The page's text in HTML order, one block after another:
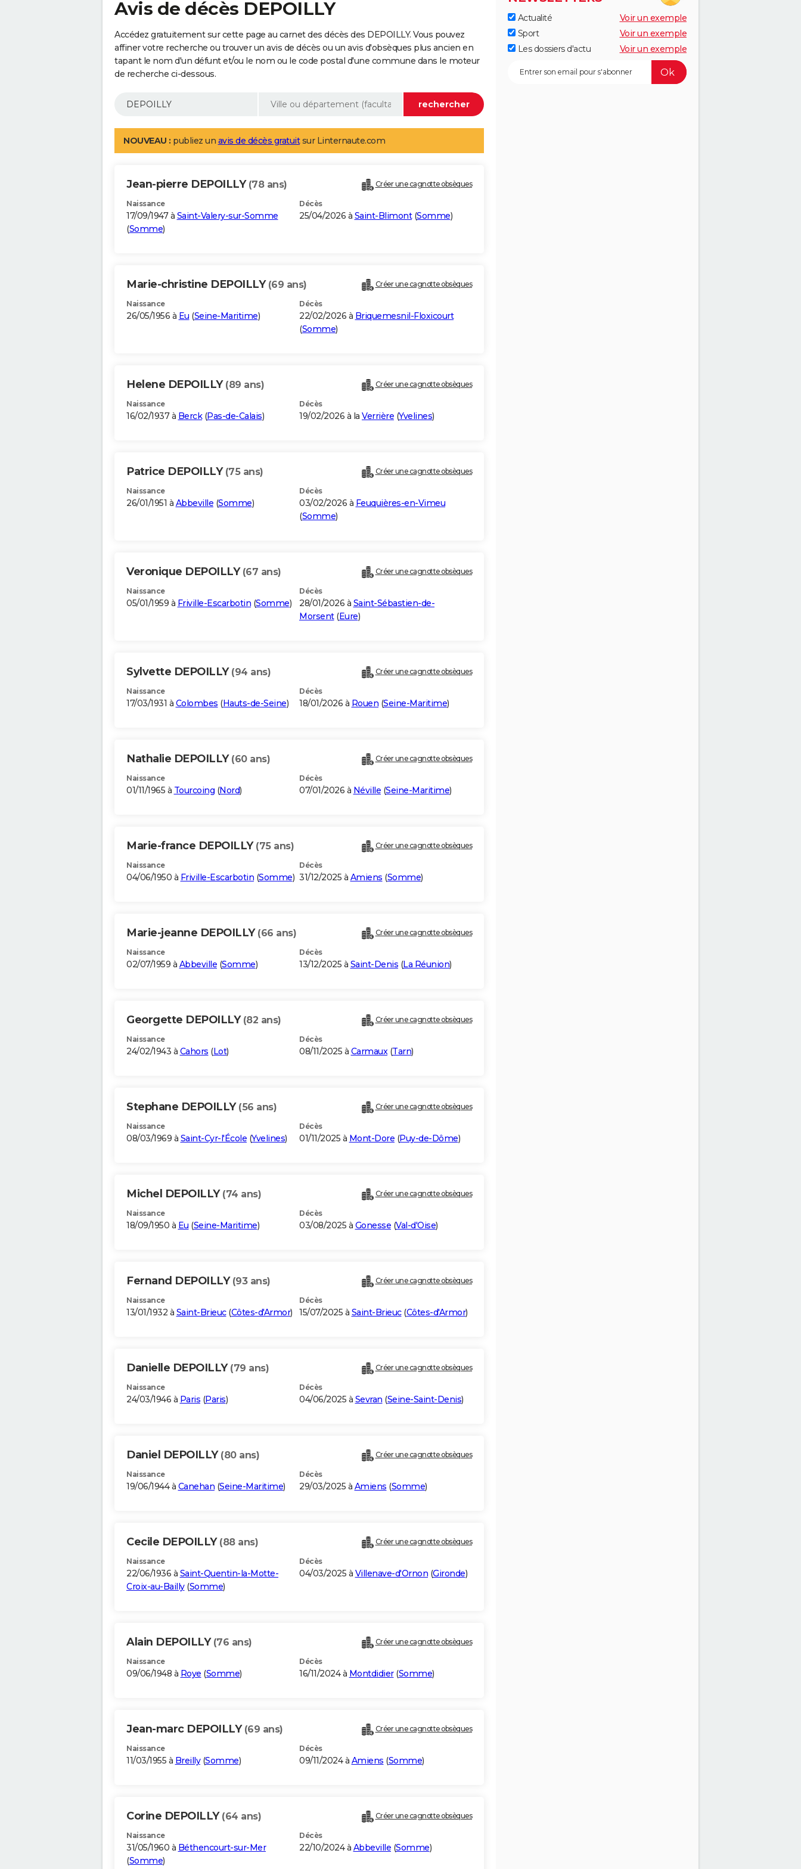
Avis de décès DEPOILLY
Accédez gratuitement sur cette page au carnet des décès des DEPOILLY. Vous pouvez
affiner votre recherche ou trouver un avis de décès ou un avis d'obsèques plus ancien en
tapant le nom d'un défunt et/ou le nom ou le code postal d'une commune dans le moteur
de recherche ci-dessous.
NOUVEAU : publiez un avis de décès gratuitsur Linternaute.com
Jean-pierre DEPOILLY (78 ans) Créer une cagnotte obsèques
Naissance
17/09/1947 à Saint-Valery-sur-Somme
(Somme)
Décès
25/04/2026 à Saint-Blimont(Somme)
Marie-christine DEPOILLY (69 ans) Créer une cagnotte obsèques
Naissance
26/05/1956 à Eu (Seine-Maritime)
Décès
22/02/2026 à Briquemesnil-Floxicourt
(Somme)
Helene DEPOILLY (89 ans) Créer une cagnotte obsèques
Naissance
16/02/1937 à Berck(Pas-de-Calais)
Décès
19/02/2026 à la Verrière (Yvelines)
Patrice DEPOILLY (75 ans) Créer une cagnotte obsèques
Naissance
26/01/1951 à Abbeville (Somme)
Décès
03/02/2026 à Feuquières-en-Vimeu
(Somme)
Veronique DEPOILLY (67 ans) Créer une cagnotte obsèques
Naissance
05/01/1959 à Friville-Escarbotin (Somme)
Décès
28/01/2026 à Saint-Sébastien-de-
Morsent(Eure)
Sylvette DEPOILLY (94 ans) Créer une cagnotte obsèques
Naissance
17/03/1931 à Colombes (Hauts-de-Seine)
Décès
18/01/2026 à Rouen (Seine-Maritime)
Nathalie DEPOILLY (60 ans) Créer une cagnotte obsèques
Naissance
01/11/1965 à Tourcoing (Nord)
Décès
07/01/2026 à Néville (Seine-Maritime)
Marie-france DEPOILLY (75 ans) Créer une cagnotte obsèques
Naissance
04/06/1950 à Friville-Escarbotin (Somme)
Décès
31/12/2025 à Amiens (Somme)
Marie-jeanne DEPOILLY (66 ans) Créer une cagnotte obsèques
Naissance
02/07/1959 à Abbeville (Somme)
Décès
13/12/2025 à Saint-Denis (La Réunion)
Georgette DEPOILLY (82 ans) Créer une cagnotte obsèques
Naissance
24/02/1943 à Cahors (Lot)
Décès
08/11/2025 à Carmaux(Tarn)
Stephane DEPOILLY (56 ans) Créer une cagnotte obsèques
Naissance
08/03/1969 à Saint-Cyr-l'École (Yvelines)
Décès
01/11/2025 à Mont-Dore (Puy-de-Dôme)
Michel DEPOILLY (74 ans) Créer une cagnotte obsèques
Naissance
18/09/1950 à Eu (Seine-Maritime)
Décès
03/08/2025 à Gonesse (Val-d'Oise)
Fernand DEPOILLY (93 ans) Créer une cagnotte obsèques
Naissance
13/01/1932 à Saint-Brieuc(Côtes-d'Armor)
Décès
15/07/2025 à Saint-Brieuc(Côtes-d'Armor)
Danielle DEPOILLY (79 ans) Créer une cagnotte obsèques
Naissance
24/03/1946 à Paris (Paris)
Décès
04/06/2025 à Sevran (Seine-Saint-Denis)
Daniel DEPOILLY (80 ans) Créer une cagnotte obsèques
Naissance
19/06/1944 à Canehan (Seine-Maritime)
Décès
29/03/2025 à Amiens (Somme)
Cecile DEPOILLY (88 ans) Créer une cagnotte obsèques
Naissance
22/06/1936 à Saint-Quentin-la-Motte-
Croix-au-Bailly(Somme)
Décès
04/03/2025 à Villenave-d'Ornon (Gironde)
Alain DEPOILLY (76 ans) Créer une cagnotte obsèques
Naissance
09/06/1948 à Roye (Somme)
Décès
16/11/2024 à Montdidier(Somme)
Jean-marc DEPOILLY (69 ans) Créer une cagnotte obsèques
Naissance
11/03/1955 à Breilly(Somme)
Décès
09/11/2024 à Amiens (Somme)
Corine DEPOILLY (64 ans) Créer une cagnotte obsèques
Naissance
31/05/1960 à Béthencourt-sur-Mer
(Somme)
Décès
22/10/2024 à Abbeville (Somme)
Actualité
Voir un exemple
Sport
Voir un exemple
Les dossiers d'actu
Voir un exemple